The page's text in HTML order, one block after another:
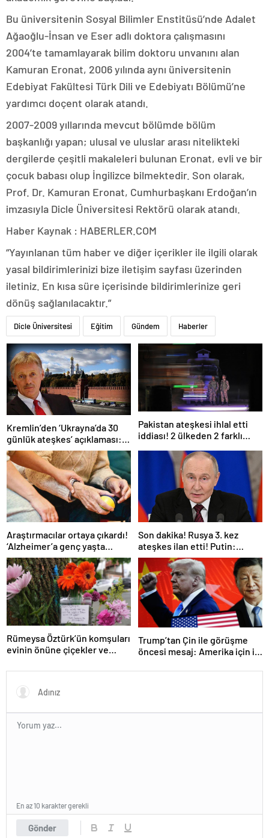
Bu üniversitenin Sosyal Bilimler Enstitüsü’nde Adalet
Ağaoğlu-İnsan ve Eser adlı doktora çalışmasını
2004’te tamamlayarak bilim doktoru unvanını alan
Kamuran Eronat, 2006 yılında aynı üniversitenin
Edebiyat Fakültesi Türk Dili ve Edebiyatı Bölümü’ne
yardımcı doçent olarak atandı.
2007-2009 yıllarında mevcut bölümde bölüm
başkanlığı yapan; ulusal ve uluslar arası nitelikteki
dergilerde çeşitli makaleleri bulunan Eronat, evli ve bir
çocuk babası olup İngilizce bilmektedir. Son olarak,
Prof. Dr. Kamuran Eronat, Cumhurbaşkanı Erdoğan’ın
imzasıyla Dicle Üniversitesi Rektörü olarak atandı.
Haber Kaynak : HABERLER.COM
“Yayınlanan tüm haber ve diğer içerikler ile ilgili olarak
yasal bildirimlerinizi bize iletişim sayfası üzerinden
iletiniz. En kısa süre içerisinde bildirimlerinize geri
dönüş sağlanılacaktır.”
Dicle Üniversitesi Eğitim Gündem Haberler
Kremlin’den ‘Ukrayna’da 30
günlük ateşkes’ açıklaması:
Bunu iyice düşünmeliyiz
Pakistan ateşkesi ihlal etti
iddiası! 2 ülkeden 2 farklı
Araştırmacılar ortaya çıkardı!
‘Alzheimer’a genç yaşta
yakalanabilirsiniz’
Son dakika! Rusya 3. kez
ateşkes ilan etti! Putin:
Erdoğan ile görüşme
gerçekleştireceğiz
Rümeysa Öztürk’ün komşuları
evinin önüne çiçekler ve
Trump’tan Çin ile görüşme
öncesi mesaj: Amerika için iyi
Gönder
En az 10 karakter gerekli